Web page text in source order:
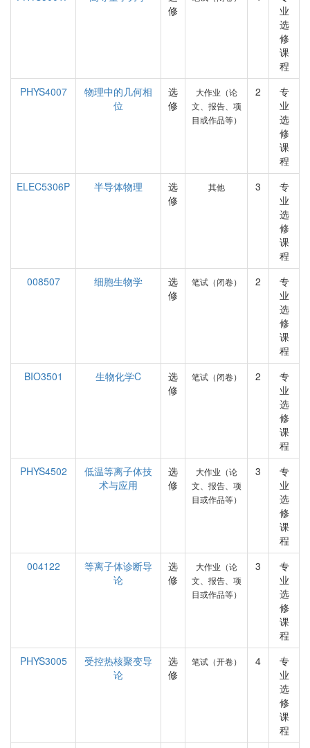
修
业
选
修
课
程
PHYS4007
物理中的几何相
位
选
修
大作业（论
文、报告、项
目或作品等）
2
专
业
选
修
课
程
ELEC5306P
半导体物理
选
修
其他 3
专
业
选
修
课
程
008507
细胞生物学
选
修
笔试（闭卷） 2
专
业
选
修
课
程
BIO3501
生物化学C
选
修
笔试（闭卷） 2
专
业
选
修
课
程
PHYS4502
低温等离子体技
术与应用
选
修
大作业（论
文、报告、项
目或作品等）
3
专
业
选
修
课
程
004122
等离子体诊断导
论
选
修
大作业（论
文、报告、项
目或作品等）
3
专
业
选
修
课
程
PHYS3005
受控热核聚变导
论
选
修
笔试（开卷） 4
专
业
选
修
课
程